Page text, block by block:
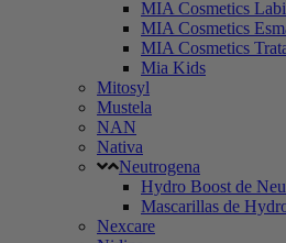
MIA Cosmetics
MIA Cosmetics
MIA Cosmetics
Mia Kids
Mitosyl
Mustela
NAN
Nativa
Neutrogena
Hydro Boost de
Mascarillas de
Nexcare